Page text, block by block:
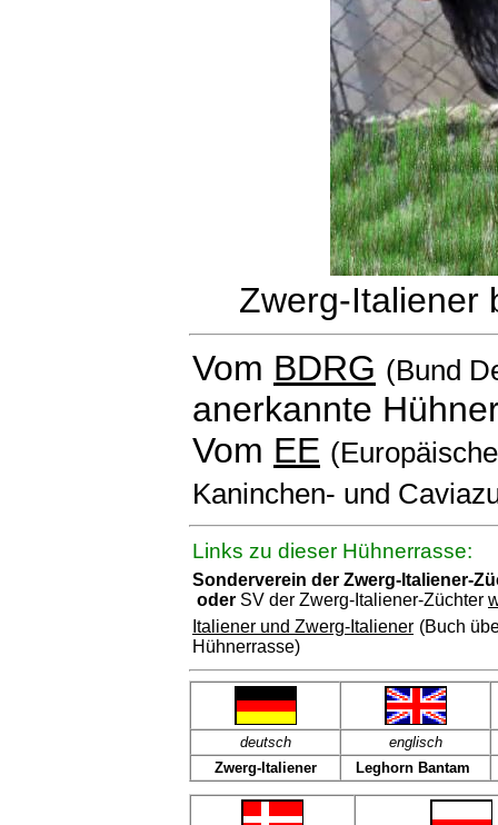
Zwerg-Italiener
Vom BDRG (Bund
anerkannte
Vom EE
Kaninchen- und
Links zu dieser Hühnerrasse:
Sonderverein der Zwerg-Italiener-
oder SV der Zwerg-Italiener-Züchter
Italiener und Zwerg-Italiener (Buch
Hühnerrasse)
deutsch
englisch
Zwerg-Italiener
Leghorn Bantam